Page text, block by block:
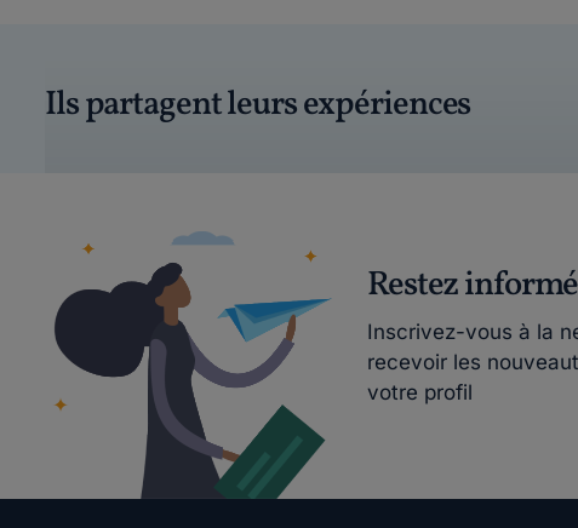
Ils partagent leurs expériences
Restez informé
Inscrivez-vous à la
recevoir les
votre profil